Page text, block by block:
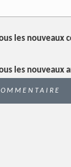
les nouveaux
les nouveaux